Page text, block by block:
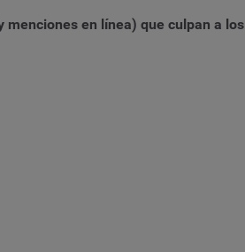
en línea) que culpan a los